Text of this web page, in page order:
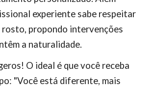
experiente sabe respeitar
propondo intervenções
a naturalidade.
O ideal é que você receba
"Você está diferente, mais